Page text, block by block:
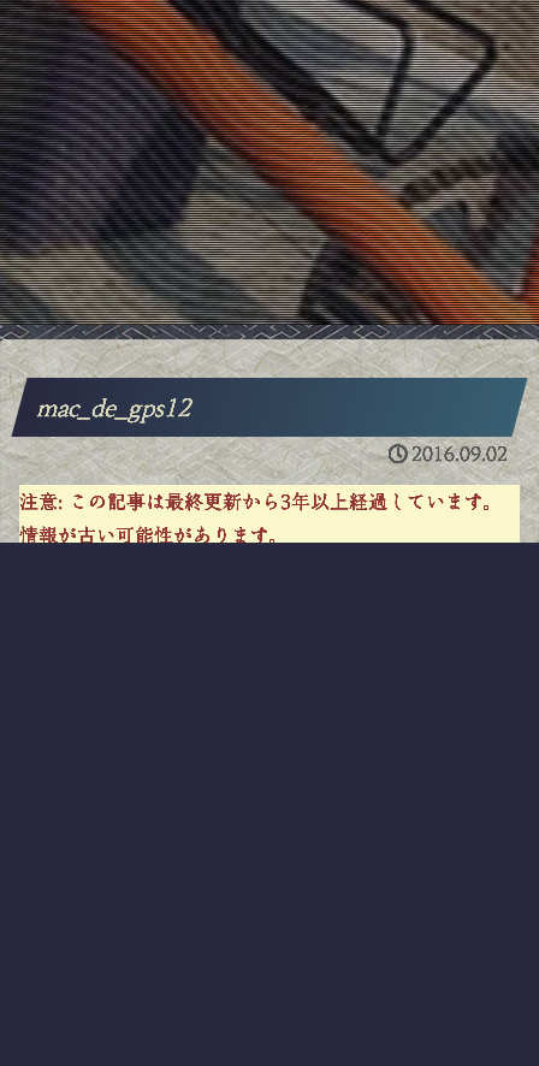
mac_de_gps12
2016.09.02
注意: この記事は最終更新から3年以上経過しています。
情報が古い可能性があります。